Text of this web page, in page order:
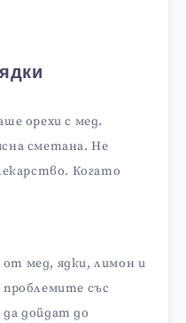
орехи с мед.
сметана. Не
Когато
мед, ядки, лимон и
със
дойдат до